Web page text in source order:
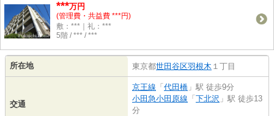
***万円
(管理費・共益費 ***円)
敷：***｜礼：***
5階 / *** / ***
所在地 東京都世田谷区羽根木 １丁目
交通
京王線 「 代田橋 」駅 徒歩9分
小田急小田原線 「 下北沢 」駅 徒歩13
分